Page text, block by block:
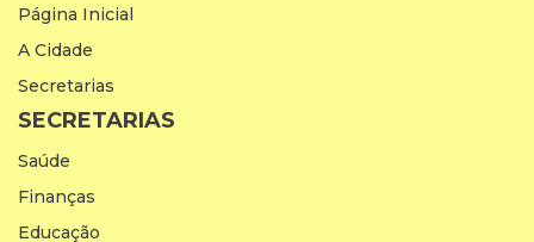
Página Inicial
A Cidade
Secretarias
SECRETARIAS
Saúde
Finanças
Educação